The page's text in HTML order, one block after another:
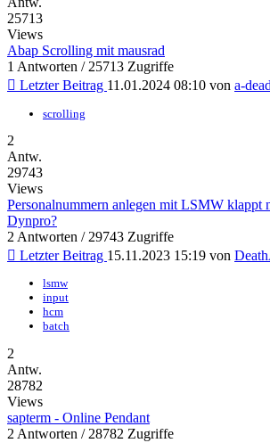
25713
Views
Abap Scrolling mit mausrad
1 Antworten / 25713 Zugriffe
Letzter Beitrag 11.01.2024 08:10 von a-
scrolling
2
Antw.
29743
Views
Personalnummern anlegen mit LSMW klappt
Dynpro?
2 Antworten / 29743 Zugriffe
Letzter Beitrag 15.11.2023 15:19 von
lsmw
input
hcm
batch
2
Antw.
28782
Views
sapterm - Online Pendant
2 Antworten / 28782 Zugriffe